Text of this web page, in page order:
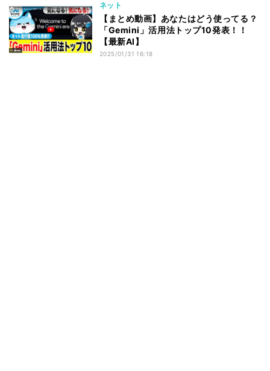
ネット
【まとめ動画】あなたはどう使ってる？
「Gemini」活用法トップ10発表！！
【最新AI】
2025/01/31 16:18